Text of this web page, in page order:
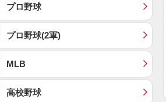
プロ野球
プロ野球(2軍)
MLB
高校野球